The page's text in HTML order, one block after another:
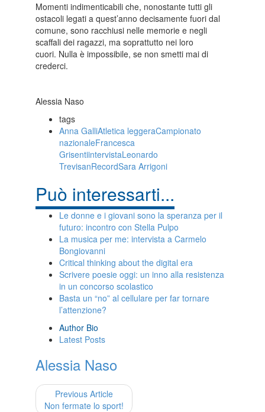
Momenti indimenticabili che, nonostante tutti gli
ostacoli legati a quest’anno decisamente fuori dal
comune, sono racchiusi nelle memorie e negli
scaffali dei ragazzi, ma soprattutto nei loro
cuori. Nulla è impossibile, se non smetti mai di
crederci.
Alessia Naso
tags
Anna GalliAtletica leggeraCampionato
nazionaleFrancesca
GrisentiintervistaLeonardo
TrevisanRecordSara Arrigoni
Può interessarti...
Le donne e i giovani sono la speranza per il
futuro: incontro con Stella Pulpo
La musica per me: intervista a Carmelo
Bongiovanni
Critical thinking about the digital era
Scrivere poesie oggi: un inno alla resistenza
in un concorso scolastico
Basta un “no” al cellulare per far tornare
l’attenzione?
Author Bio
Latest Posts
Alessia Naso
Previous Article
Non fermate lo sport!